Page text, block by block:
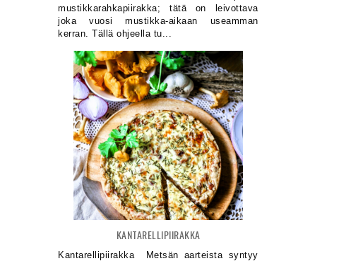
mustikkarahkapiirakka; tätä on leivottava
joka vuosi mustikka-aikaan useamman
kerran. Tällä ohjeella tu...
KANTARELLIPIIRAKKA
Kantarellipiirakka Metsän aarteista syntyy